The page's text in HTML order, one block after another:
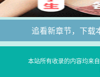
追看新章节，下载
本站所有收录的内容均来